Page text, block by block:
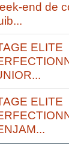
end de
ELITE
ELITE